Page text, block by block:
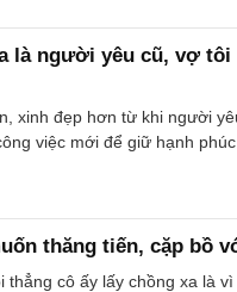
là người yêu cũ, vợ
xinh đẹp hơn từ khi người
việc mới để giữ hạnh
thăng tiến, cặp bồ
thẳng cô ấy lấy chồng xa là